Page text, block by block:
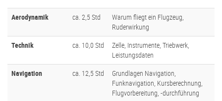
Aerodynamik ca. 2,5 Std
Warum fliegt ein Flugzeug,
Ruderwirkung
Technik
ca. 10,0 Std
Zelle, Instrumente, Triebwerk,
Leistungsdaten
Navigation
ca. 12,5 Std
Grundlagen Navigation,
Funknavigation, Kursberechnung,
Flugvorbereitung, -durchführung